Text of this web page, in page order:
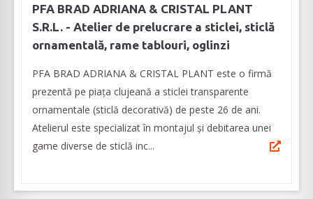
PFA BRAD ADRIANA & CRISTAL PLANT
S.R.L. - Atelier de prelucrare a sticlei, sticlă
ornamentală, rame tablouri, oglinzi
PFA BRAD ADRIANA & CRISTAL PLANT este o firmă
prezentă pe piața clujeană a sticlei transparente
ornamentale (sticlă decorativă) de peste 26 de ani.
Atelierul este specializat în montajul și debitarea unei
game diverse de sticlă inc...